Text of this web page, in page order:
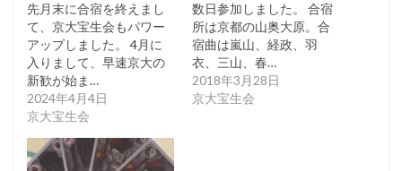
先月末に合宿を終えまし
て、京大宝生会もパワー
アップしました。 4月に
入りまして、早速京大の
新歓が始ま…
2024年4月4日
京大宝生会
数日参加しました。 合宿
所は京都の山奥大原。合
宿曲は嵐山、経政、羽
衣、三山、春…
2018年3月28日
京大宝生会